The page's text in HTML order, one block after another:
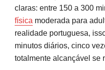
claras: entre 150 a 300
física moderada para
realidade portuguesa,
minutos diários, cinco
totalmente alcançável se